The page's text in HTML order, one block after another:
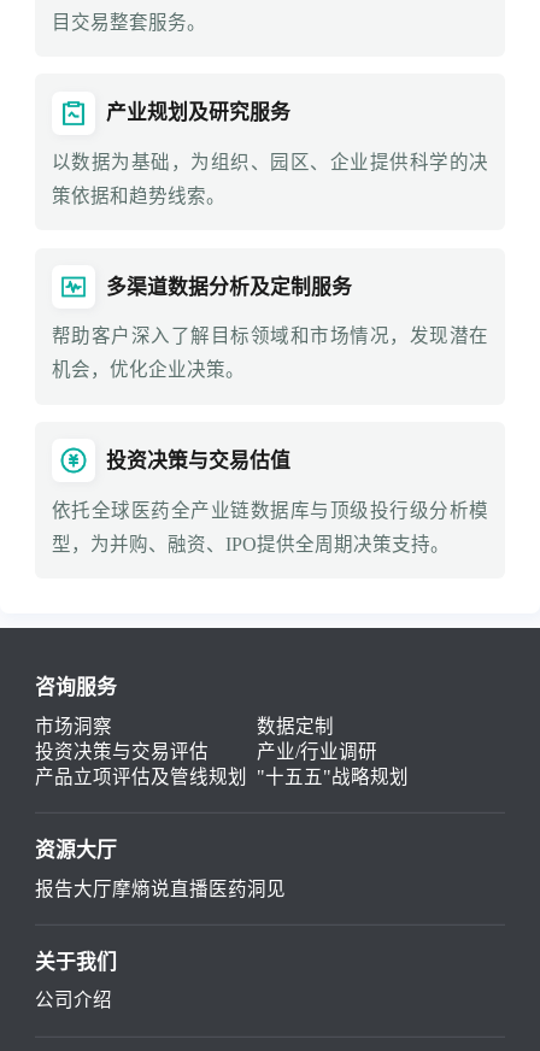
目交易整套服务。
产业规划及研究服务
以数据为基础，为组织、园区、企业提供科学的决
策依据和趋势线索。
多渠道数据分析及定制服务
帮助客户深入了解目标领域和市场情况，发现潜在
机会，优化企业决策。
投资决策与交易估值
依托全球医药全产业链数据库与顶级投行级分析模
型，为并购、融资、IPO提供全周期决策支持。
咨询服务
市场洞察
数据定制
投资决策与交易评估
产业/行业调研
产品立项评估及管线规划
"十五五"战略规划
资源大厅
报告大厅摩熵说直播 医药洞见
关于我们
公司介绍